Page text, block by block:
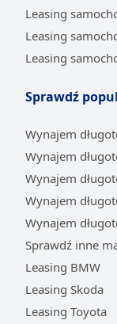
Leasing
Leasing
Leasing
Sprawdź
Wynajem
Wynajem
Wynajem
Wynajem
Wynajem
Sprawdź inne
Leasing BMW
Leasing Skoda
Leasing Toyota